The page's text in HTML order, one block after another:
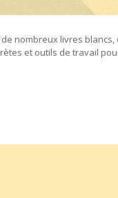
nombreux livres
et outils de travail